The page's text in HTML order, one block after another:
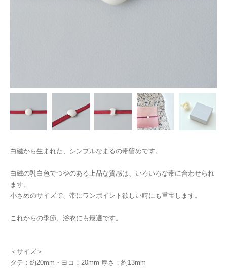
白磁から生まれた、シンプルなまるの帯留めです。
白磁の乳白色でつやのある上品な質感は、いろいろな帯に合わせられ
ます。
小さめのサイズで、帯にワンポイント欲しい時にも重宝します。
これからの季節、浴衣にも最適です。
＜サイズ＞
タテ：約20mm・ヨコ：20mm 厚さ：約13mm